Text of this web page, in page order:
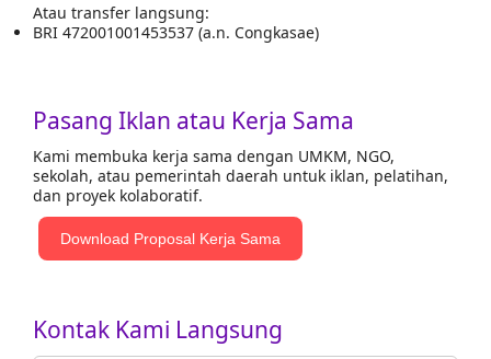
Atau transfer langsung:
BRI 472001001453537 (a.n. Congkasae)
Pasang Iklan atau Kerja Sama
Kami membuka kerja sama dengan UMKM, NGO,
sekolah, atau pemerintah daerah untuk iklan, pelatihan,
dan proyek kolaboratif.
Download Proposal Kerja Sama
Kontak Kami Langsung